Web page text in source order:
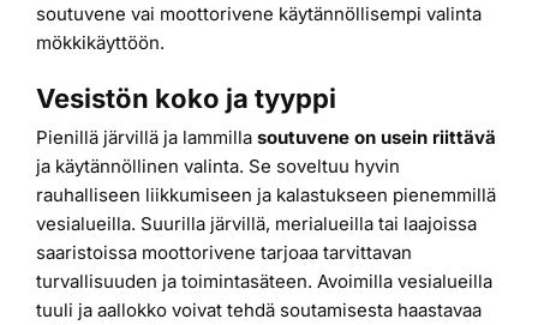
soutuvene vai moottorivene käytännöllisempi valinta
mökkikäyttöön.
Vesistön koko ja tyyppi
Pienillä järvillä ja lammilla soutuvene on usein riittävä
ja käytännöllinen valinta. Se soveltuu hyvin
rauhalliseen liikkumiseen ja kalastukseen pienemmillä
vesialueilla. Suurilla järvillä, merialueilla tai laajoissa
saaristoissa moottorivene tarjoaa tarvittavan
turvallisuuden ja toimintasäteen. Avoimilla vesialueilla
tuuli ja aallokko voivat tehdä soutamisesta haastavaa